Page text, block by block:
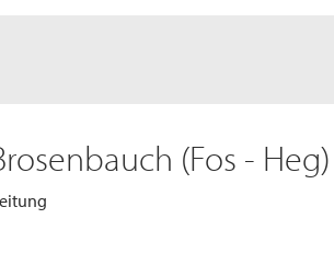
(Fos - Heg)